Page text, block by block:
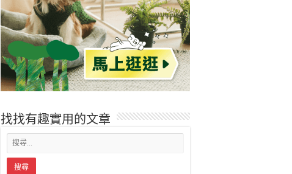
找找有趣實用的文章